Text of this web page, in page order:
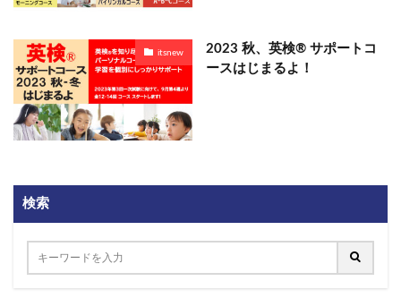
itsnew
2023 秋、英検® サポートコ
ースはじまるよ！
検索